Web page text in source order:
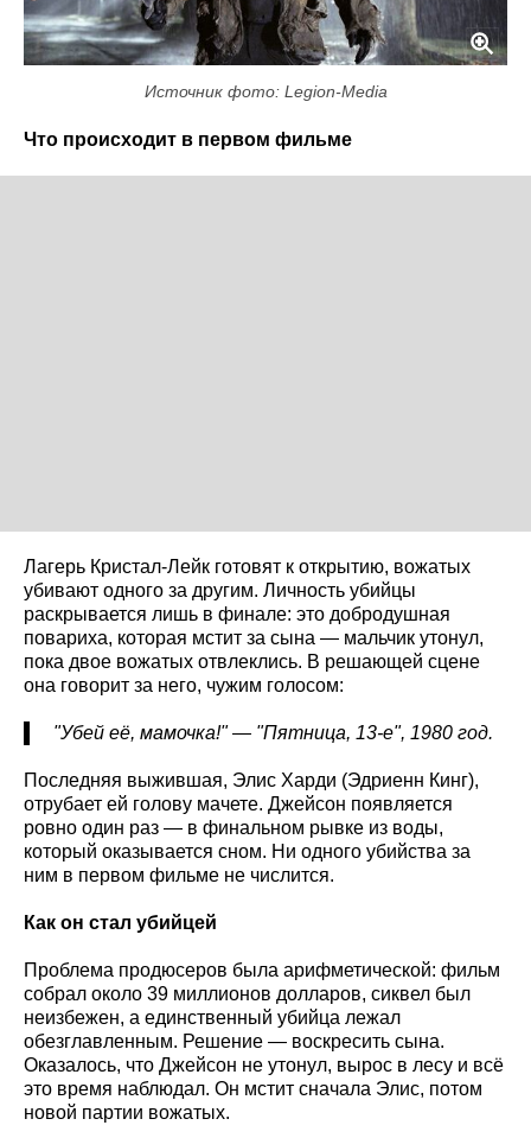
Источник фото: Legion-Media
Что происходит в первом фильме
Лагерь Кристал-Лейк готовят к открытию, вожатых
убивают одного за другим. Личность убийцы
раскрывается лишь в финале: это добродушная
повариха, которая мстит за сына — мальчик утонул,
пока двое вожатых отвлеклись. В решающей сцене
она говорит за него, чужим голосом:
"Убей её, мамочка!" — "Пятница, 13-е", 1980 год.
Последняя выжившая, Элис Харди (Эдриенн Кинг),
отрубает ей голову мачете. Джейсон появляется
ровно один раз — в финальном рывке из воды,
который оказывается сном. Ни одного убийства за
ним в первом фильме не числится.
Как он стал убийцей
Проблема продюсеров была арифметической: фильм
собрал около 39 миллионов долларов, сиквел был
неизбежен, а единственный убийца лежал
обезглавленным. Решение — воскресить сына.
Оказалось, что Джейсон не утонул, вырос в лесу и всё
это время наблюдал. Он мстит сначала Элис, потом
новой партии вожатых.